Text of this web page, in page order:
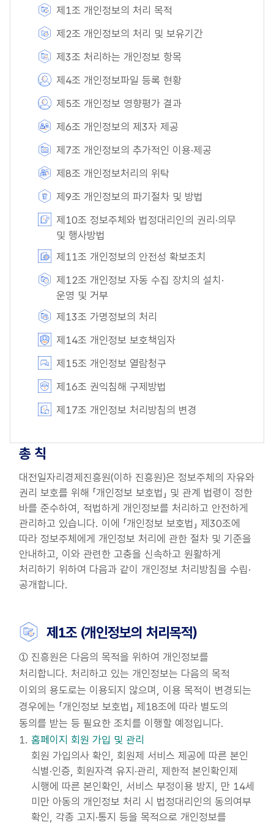
제1조 개인정보의 처리 목적
제2조 개인정보의 처리 및 보유기간
제3조 처리하는 개인정보 항목
제4조 개인정보파일 등록 현황
제5조 개인정보 영향평가 결과
제6조 개인정보의 제3자 제공
제7조 개인정보의 추가적인 이용·제공
제8조 개인정보처리의 위탁
제9조 개인정보의 파기절차 및 방법
제10조 정보주체와 법정대리인의 권리·의무
및 행사방법
제11조 개인정보의 안전성 확보조치
제12조 개인정보 자동 수집 장치의 설치·
운영 및 거부
제13조 가명정보의 처리
제14조 개인정보 보호책임자
제15조 개인정보 열람청구
제16조 권익침해 구제방법
제17조 개인정보 처리방침의 변경
총 칙
대전일자리경제진흥원(이하 진흥원)은 정보주체의 자유와
권리 보호를 위해 「개인정보 보호법」 및 관계 법령이 정한
바를 준수하여, 적법하게 개인정보를 처리하고 안전하게
관리하고 있습니다. 이에 「개인정보 보호법」 제30조에
따라 정보주체에게 개인정보 처리에 관한 절차 및 기준을
안내하고, 이와 관련한 고충을 신속하고 원활하게
처리하기 위하여 다음과 같이 개인정보 처리방침을 수립·
공개합니다.
제1조 (개인정보의 처리목적)
① 진흥원은 다음의 목적을 위하여 개인정보를
처리합니다. 처리하고 있는 개인정보는 다음의 목적
이외의 용도로는 이용되지 않으며, 이용 목적이 변경되는
경우에는 「개인정보 보호법」 제18조에 따라 별도의
동의를 받는 등 필요한 조치를 이행할 예정입니다.
홈페이지 회원 가입 및 관리
회원 가입의사 확인, 회원제 서비스 제공에 따른 본인
식별·인증, 회원자격 유지·관리, 제한적 본인확인제
시행에 따른 본인확인, 서비스 부정이용 방지, 만 14세
미만 아동의 개인정보 처리 시 법정대리인의 동의여부
확인, 각종 고지·통지 등을 목적으로 개인정보를